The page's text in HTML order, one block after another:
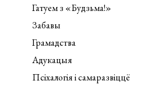
Гатуем з «Будзьма!»
Забавы
Грамадства
Адукацыя
Псіхалогія і самаразвіццё